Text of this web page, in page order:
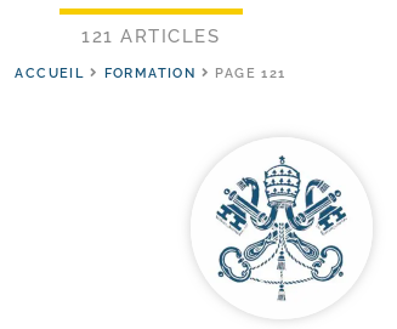
121 ARTICLES
ACCUEIL FORMATION PAGE 121